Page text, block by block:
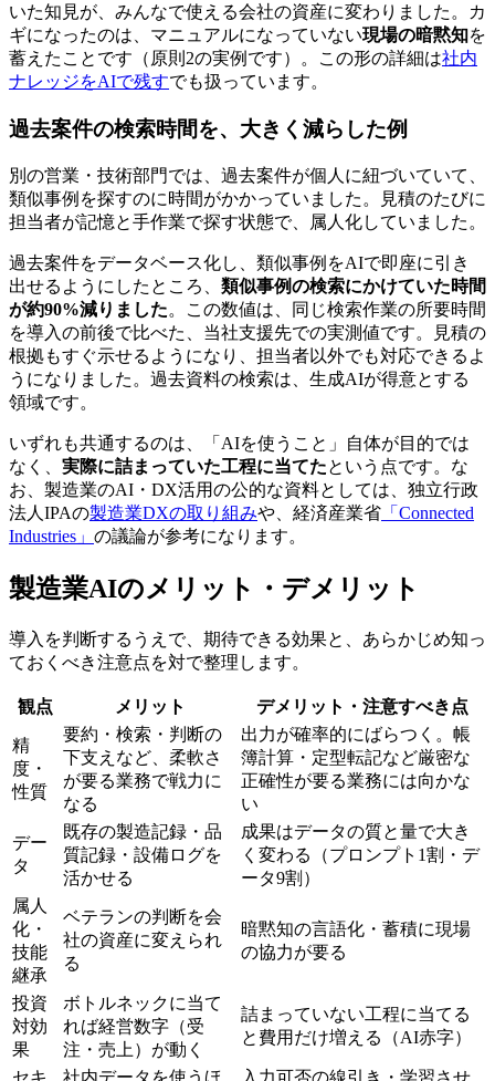
いた知見が、みんなで使える会社の資産に変わりました。カ
ギになったのは、マニュアルになっていない現場の暗黙知を
蓄えたことです（原則2の実例です）。この形の詳細は社内
ナレッジをAIで残すでも扱っています。
過去案件の検索時間を、大きく減らした例
別の営業・技術部門では、過去案件が個人に紐づいていて、
類似事例を探すのに時間がかかっていました。見積のたびに
担当者が記憶と手作業で探す状態で、属人化していました。
過去案件をデータベース化し、類似事例をAIで即座に引き
出せるようにしたところ、 類似事例の検索にかけていた時間
が約90%減りました。この数値は、同じ検索作業の所要時間
を導入の前後で比べた、当社支援先での実測値です。見積の
根拠もすぐ示せるようになり、担当者以外でも対応できるよ
うになりました。過去資料の検索は、生成AIが得意とする
領域です。
いずれも共通するのは、「AIを使うこと」自体が目的では
なく、 実際に詰まっていた工程に当てたという点です。な
お、製造業のAI・DX活用の公的な資料としては、独立行政
法人IPAの製造業DXの取り組みや、経済産業省 「Connected
Industries」 の議論が参考になります。
製造業AIのメリット・デメリット
導入を判断するうえで、期待できる効果と、あらかじめ知っ
ておくべき注意点を対で整理します。
観点 メリット デメリット・注意すべき点
精
度・
性質
要約・検索・判断の
下支えなど、柔軟さ
が要る業務で戦力に
なる
出力が確率的にばらつく。帳
簿計算・定型転記など厳密な
正確性が要る業務には向かな
い
デー
タ
既存の製造記録・品
質記録・設備ログを
活かせる
成果はデータの質と量で大き
く変わる（プロンプト1割・デ
ータ9割）
属人
化・
技能
継承
ベテランの判断を会
社の資産に変えられ
る
暗黙知の言語化・蓄積に現場
の協力が要る
投資
対効
果
ボトルネックに当て
れば経営数字（受
注・売上）が動く
詰まっていない工程に当てる
と費用だけ増える（AI赤字）
セキ 社内データを使うほ 入力可否の線引き・学習させ